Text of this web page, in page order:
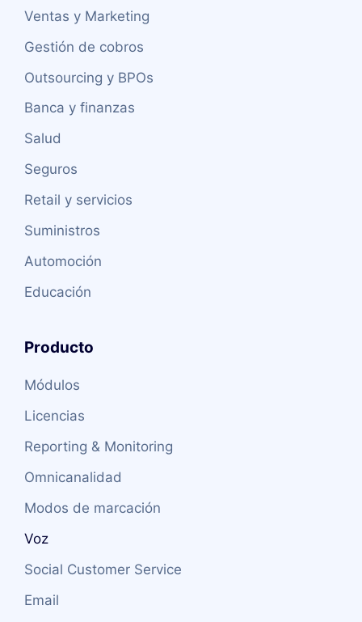
Ventas y Marketing
Gestión de cobros
Outsourcing y BPOs
Banca y finanzas
Salud
Seguros
Retail y servicios
Suministros
Automoción
Educación
Producto
Módulos
Licencias
Reporting & Monitoring
Omnicanalidad
Modos de marcación
Voz
Social Customer Service
Email